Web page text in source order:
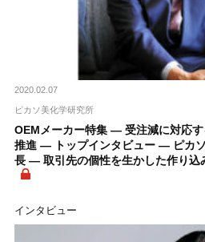
2020.02.07
ピカソ美化学研究所
OEMメーカー特集 ― 受注減に対応
推進 ― トップインタビュー ― ピカ
長 ― 取引先の個性を生かした作り込
インタビュー